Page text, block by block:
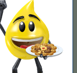
Bestellen